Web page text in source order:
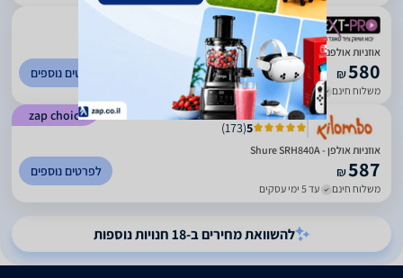
5
443
אוזניות אולפניות סגורות Shure SRH840A
₪580
משלוח חינם עד 6 ימי עסקים
לפרטים נוספים
zap choice
5
(
173
)
אוזניות אולפן - Shure SRH840A
₪587
משלוח חינם עד 5 ימי עסקים
לפרטים נוספים
להשוואת מחירים ב-18 חנויות נוספות